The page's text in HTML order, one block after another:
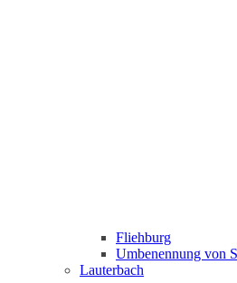
Fliehburg
Umbenennung von
Lauterbach